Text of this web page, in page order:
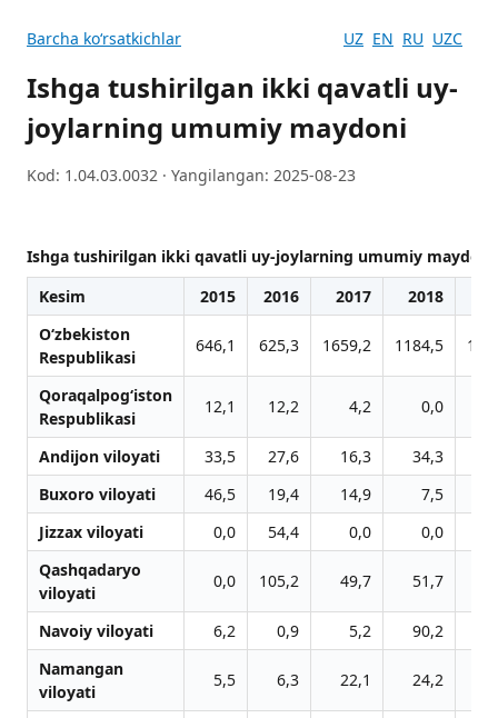
Barcha koʻrsatkichlar UZ EN RU UZC
Ishga tushirilgan ikki qavatli uy-
joylarning umumiy maydoni
Kod: 1.04.03.0032 · Yangilangan: 2025-08-23
Ishga tushirilgan ikki qavatli uy-joylarning umumiy maydoni
Kesim
2015 2016 2017 2018
O‘zbekiston
Respublikasi
646,1 625,3 1659,2 1184,5
Qoraqalpog‘iston
Respublikasi
12,1 12,2 4,2 0,0
Andijon viloyati 33,5 27,6 16,3 34,3
Buxoro viloyati
46,5 19,4 14,9 7,5
Jizzax viloyati
0,0 54,4 0,0 0,0
Qashqadaryo
viloyati
0,0 105,2 49,7 51,7
Navoiy viloyati 6,2 0,9 5,2 90,2
Namangan
viloyati
5,5 6,3 22,1 24,2